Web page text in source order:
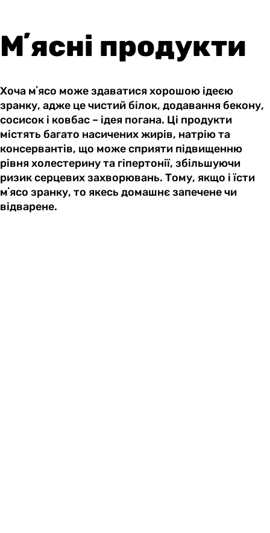
Мʼясні продукти
Хоча мʼясо може здаватися хорошою ідеєю
зранку, адже це чистий білок, додавання бекону,
сосисок і ковбас – ідея погана. Ці продукти
містять багато насичених жирів, натрію та
консервантів, що може сприяти підвищенню
рівня холестерину та гіпертонії, збільшуючи
ризик серцевих захворювань. Тому, якщо і їсти
мʼясо зранку, то якесь домашнє запечене чи
відварене.